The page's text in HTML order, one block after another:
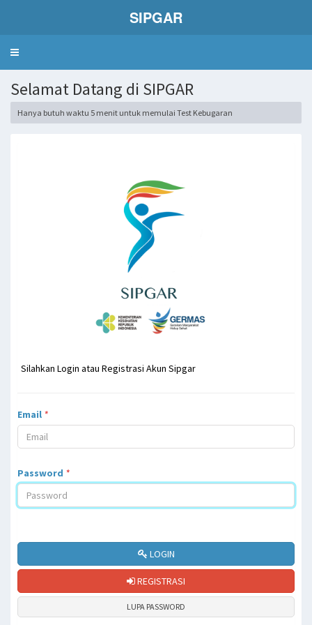
SIPGAR
Toggle
Selamat Datang di SIPGAR
Hanya butuh waktu 5 menit untuk memulai Test Kebugaran
Silahkan Login atau Registrasi Akun Sipgar
Email *
Password *
LOGIN
REGISTRASI
LUPA PASSWORD